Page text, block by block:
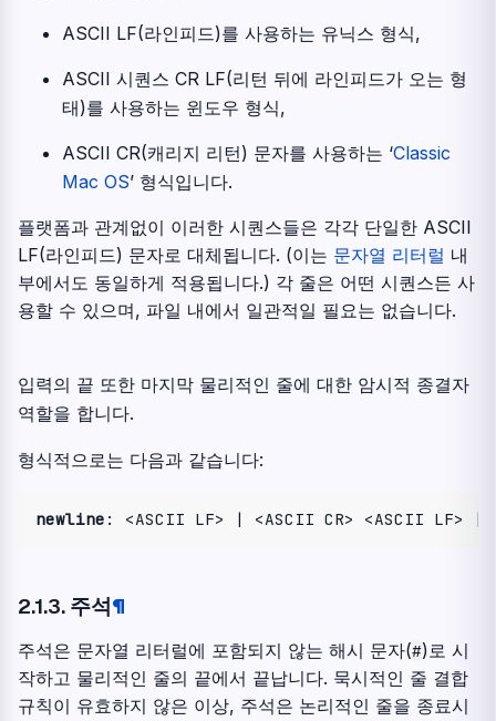
ASCII LF(라인피드)를 사용하는 유닉스 형식,
ASCII 시퀀스 CR LF(리턴 뒤에 라인피드가 오는 형
태)를 사용하는 윈도우 형식,
ASCII CR(캐리지 리턴) 문자를 사용하는 ‘Classic
Mac OS’ 형식입니다.
플랫폼과 관계없이 이러한 시퀀스들은 각각 단일한 ASCII
LF(라인피드) 문자로 대체됩니다. (이는 문자열 리터럴 내
부에서도 동일하게 적용됩니다.) 각 줄은 어떤 시퀀스든 사
용할 수 있으며, 파일 내에서 일관적일 필요는 없습니다.
입력의 끝 또한 마지막 물리적인 줄에 대한 암시적 종결자
역할을 합니다.
형식적으로는 다음과 같습니다:
newline
2.1.3. 주석¶
주석은 문자열 리터럴에 포함되지 않는 해시 문자(#)로 시
작하고 물리적인 줄의 끝에서 끝납니다. 묵시적인 줄 결합
규칙이 유효하지 않은 이상, 주석은 논리적인 줄을 종료시